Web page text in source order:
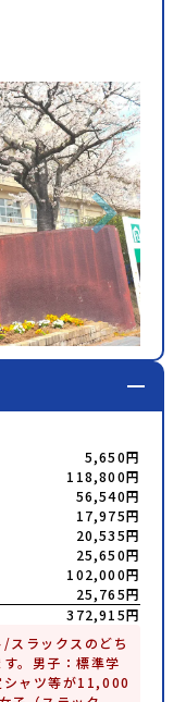
5,650円
118,800円
56,540円
17,975円
20,535円
25,650円
102,000円
25,765円
372,915円
スラックスのどち
。男子：標準学
シャツ等が11,000